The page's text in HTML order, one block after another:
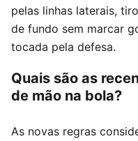
pelas linhas laterais,
de fundo sem marcar
tocada pela defesa.
Quais são as
de mão na bola?
As novas regras